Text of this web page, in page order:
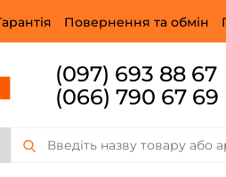
Повернення та обмін
(097) 693 88 67
(066) 790 67 69